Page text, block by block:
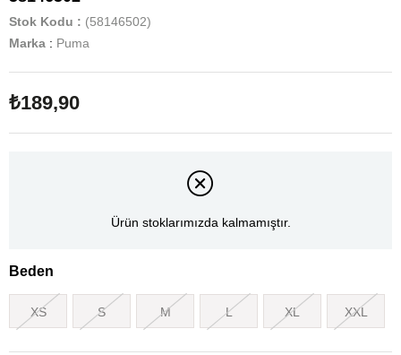
Stok Kodu
(58146502)
Marka : Puma
₺189,90
Ürün stoklarımızda kalmamıştır.
Beden
XS S M L XL XXL